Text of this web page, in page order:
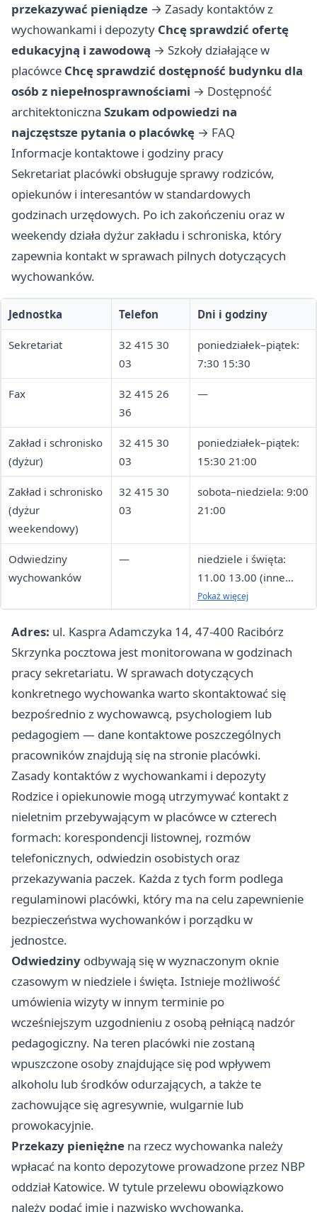
przekazywać pieniądze → Zasady kontaktów z
wychowankami i depozyty Chcę sprawdzić ofertę
edukacyjną i zawodową → Szkoły działające w
placówce Chcę sprawdzić dostępność budynku dla
osób z niepełnosprawnościami → Dostępność
architektoniczna Szukam odpowiedzi na
najczęstsze pytania o placówkę → FAQ
Informacje kontaktowe i godziny pracy
Sekretariat placówki obsługuje sprawy rodziców,
opiekunów i interesantów w standardowych
godzinach urzędowych. Po ich zakończeniu oraz w
weekendy działa dyżur zakładu i schroniska, który
zapewnia kontakt w sprawach pilnych dotyczących
wychowanków.
Jednostka Telefon Dni i godziny
Sekretariat
32 415 30
03
poniedziałek–piątek:
7:30 15:30
Fax
32 415 26
36
—
Zakład i schronisko
(dyżur)
32 415 30
03
poniedziałek–piątek:
15:30 21:00
Zakład i schronisko
(dyżur
weekendowy)
32 415 30
03
sobota–niedziela: 9:00
21:00
Odwiedziny
wychowanków
—
niedziele i święta:
11.00 13.00 (inne
terminy po
uzgodnieniu)
Pokaż więcej
Adres: ul. Kaspra Adamczyka 14, 47-400 Racibórz
Skrzynka pocztowa jest monitorowana w godzinach
pracy sekretariatu. W sprawach dotyczących
konkretnego wychowanka warto skontaktować się
bezpośrednio z wychowawcą, psychologiem lub
pedagogiem — dane kontaktowe poszczególnych
pracowników znajdują się na stronie placówki.
Zasady kontaktów z wychowankami i depozyty
Rodzice i opiekunowie mogą utrzymywać kontakt z
nieletnim przebywającym w placówce w czterech
formach: korespondencji listownej, rozmów
telefonicznych, odwiedzin osobistych oraz
przekazywania paczek. Każda z tych form podlega
regulaminowi placówki, który ma na celu zapewnienie
bezpieczeństwa wychowanków i porządku w
jednostce.
Odwiedziny odbywają się w wyznaczonym oknie
czasowym w niedziele i święta. Istnieje możliwość
umówienia wizyty w innym terminie po
wcześniejszym uzgodnieniu z osobą pełniącą nadzór
pedagogiczny. Na teren placówki nie zostaną
wpuszczone osoby znajdujące się pod wpływem
alkoholu lub środków odurzających, a także te
zachowujące się agresywnie, wulgarnie lub
prowokacyjnie.
Przekazy pieniężne na rzecz wychowanka należy
wpłacać na konto depozytowe prowadzone przez NBP
oddział Katowice. W tytule przelewu obowiązkowo
należy podać imię i nazwisko wychowanka.